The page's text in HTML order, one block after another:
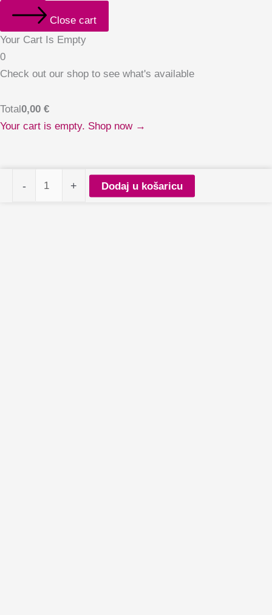
Close cart
Your Cart Is Empty
0
Check out our shop to see what's available
Total0,00 €
Your cart is empty. Shop now →
- + Dodaj u košaricu